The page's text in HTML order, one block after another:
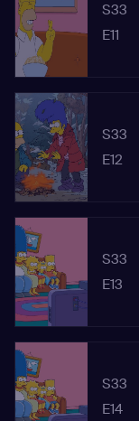
S33
E11
S33
E12
S33
E13
S33
E14